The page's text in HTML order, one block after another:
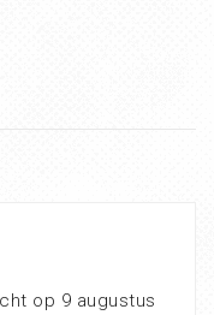
op 9 augustus